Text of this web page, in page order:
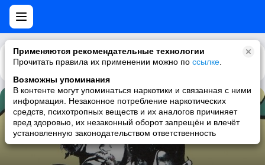
Применяются рекомендательные технологии
Прочитать правила их применении можно по ссылке
Возможны упоминания
В контенте могут упоминаться наркотики и связанная с ними
информация. Незаконное потребление наркотических
средств, психотропных веществ и их аналогов причиняет
вред здоровью, их незаконный оборот запрещён и влечёт
установленную законодательством ответственность
Каталог Рекомендации
The Trip
Lonely Kamel